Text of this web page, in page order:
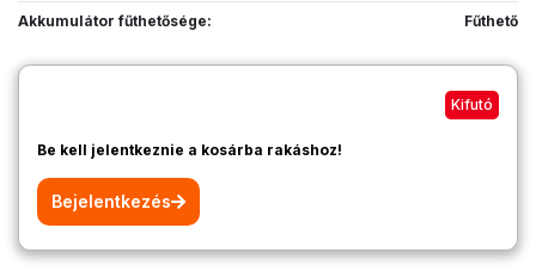
Akkumulátor fűthetősége: Fűthető
Kifutó
Be kell jelentkeznie a kosárba rakáshoz!
Bejelentkezés